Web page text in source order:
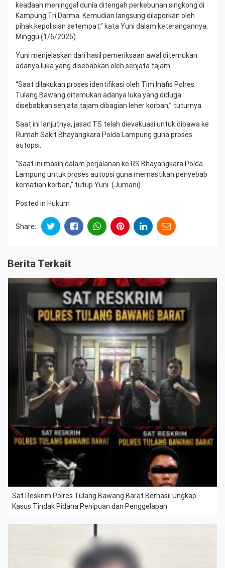
keadaan meninggal dunia ditengah perkebunan singkong di
Kampung Tri Darma. Kemudian langsung dilaporkan oleh
pihak kepolisian setempat,” kata Yuni dalam keterangannya,
Minggu (1/6/2025).
Yuni menjelaskan dari hasil pemeriksaan awal ditemukan
adanya luka yang disebabkan oleh senjata tajam.
“Saat dilakukan proses identifikasi oleh Tim Inafis Polres
Tulang Bawang ditemukan adanya luka yang diduga
disebabkan senjata tajam dibagian leher korban,” tuturnya.
Saat ini lanjutnya, jasad TS telah dievakuasi untuk dibawa ke
Rumah Sakit Bhayangkara Polda Lampung guna proses
autopsi.
“Saat ini masih dalam perjalanan ke RS Bhayangkara Polda
Lampung untuk proses autopsi guna memastikan penyebab
kematian korban,” tutup Yuni. (Jumani)
Posted in Hukum
Share:
Berita Terkait
Sat Reskrim Polres Tulang Bawang Barat Berhasil Ungkap
Kasus Tindak Pidana Penipuan dan Penggelapan